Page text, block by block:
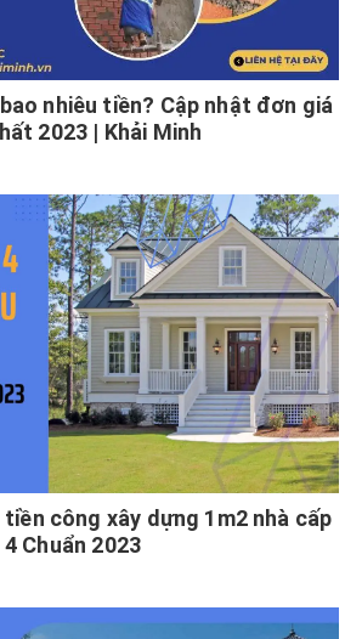
nhiêu tiền? Cập nhật đơn giá
2023 | Khải Minh
công xây dựng 1m2 nhà cấp
4 Chuẩn 2023